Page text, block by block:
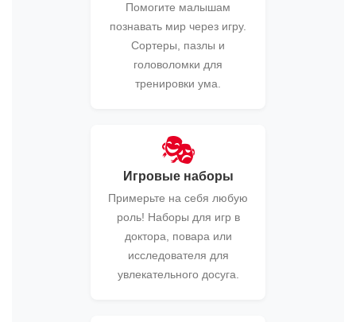
Помогите малышам
познавать мир через игру.
Сортеры, пазлы и
головоломки для
тренировки ума.
🎭
Игровые наборы
Примерьте на себя любую
роль! Наборы для игр в
доктора, повара или
исследователя для
увлекательного досуга.